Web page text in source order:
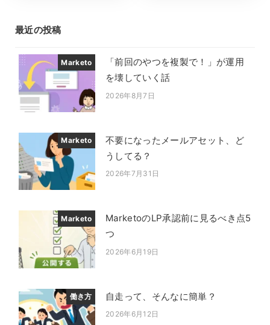
最近の投稿
Marketo
「前回のやつを複製で！」が運用
を壊していく話
投稿日
2026年8月7日
Marketo
不要になったメールアセット、ど
うしてる？
投稿日
2026年7月31日
Marketo
MarketoのLP承認前に見るべき点5
つ
投稿日
2026年6月19日
働き方 自走って、そんなに簡単？
投稿日
2026年6月12日